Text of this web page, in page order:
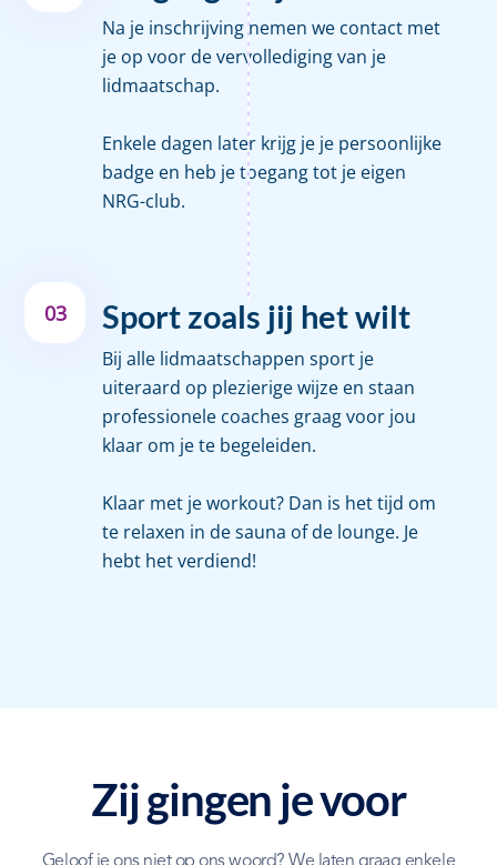
Na je inschrijving nemen we contact met
je op voor de vervollediging van je
lidmaatschap.
Enkele dagen later krijg je je persoonlijke
badge en heb je toegang tot je eigen
NRG-club.
Sport zoals jij het wilt
Bij alle lidmaatschappen sport je
uiteraard op plezierige wijze en staan
professionele coaches graag voor jou
klaar om je te begeleiden.
Klaar met je workout? Dan is het tijd om
te relaxen in de sauna of de lounge. Je
hebt het verdiend!
03
Zij gingen je voor